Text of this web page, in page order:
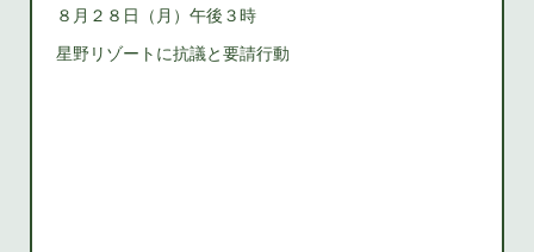
８月２８日（月）午後３時
星野リゾートに抗議と要請行動